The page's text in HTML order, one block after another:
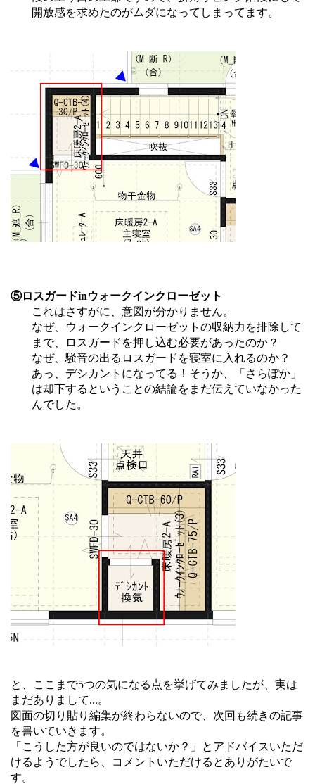
開放感を求めたのがムダになってしまってます。
⑤ロスガードinウォークインクローゼット
これはさすがに、意図が分かりません。
なぜ、ウォークインクローゼットの収納力を排除して
まで、ロスガードを押し込む必要があったのか？
なぜ、騒音の出るロスガードを寝室に入れるのか？
あっ、デシカントになってる！そうか、「さらぽか」
は却下するということの結論をまだ伝えていなかった
んでした。
と、ここまで5つの気になる点を挙げてみましたが、実は
まだありまして...。
図面の切り貼り編集が終わらないので、次回も続きの記事
を書いていきます。
「こうした方が良いのではないか？」とアドバイスいただ
けるようでしたら、コメントいただけるとありがたいで
す。